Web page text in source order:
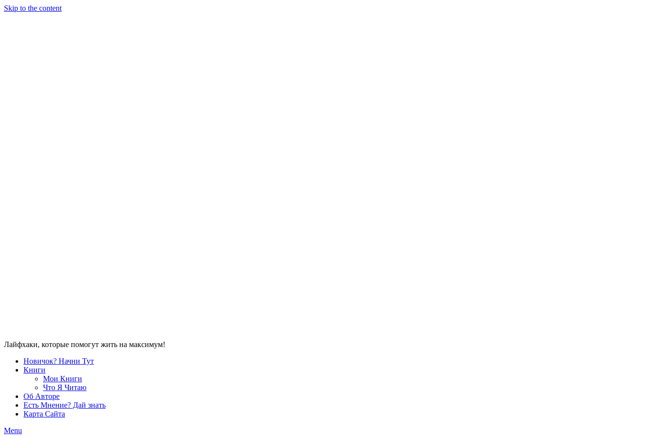
Skip to the content
Лайфхаки, которые помогут жить на максимум!
Новичок? Начни Тут
Книги
Мои Книги
Что Я Читаю
Об Авторе
Есть Мнение? Дай знать
Карта Сайта
Menu